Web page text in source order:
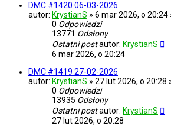
DMC #1420 06-03-2026
autor: KrystianS » 6 mar 2026, o 20:24
0 Odpowiedzi
13771 Odsłony
Ostatni postautor: KrystianS
6 mar 2026, o 20:24
DMC #1419 27-02-2026
autor: KrystianS » 27 lut 2026, o 20:28
0 Odpowiedzi
13935 Odsłony
Ostatni postautor: KrystianS
27 lut 2026, o 20:28